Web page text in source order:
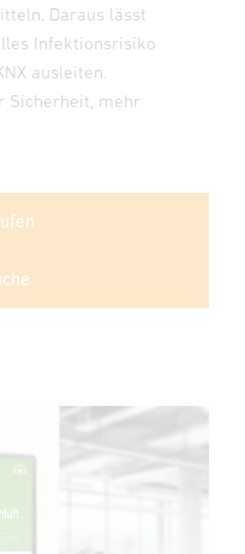
Daraus lässt
Infektionsrisiko
ausleiten.
Sicherheit, mehr